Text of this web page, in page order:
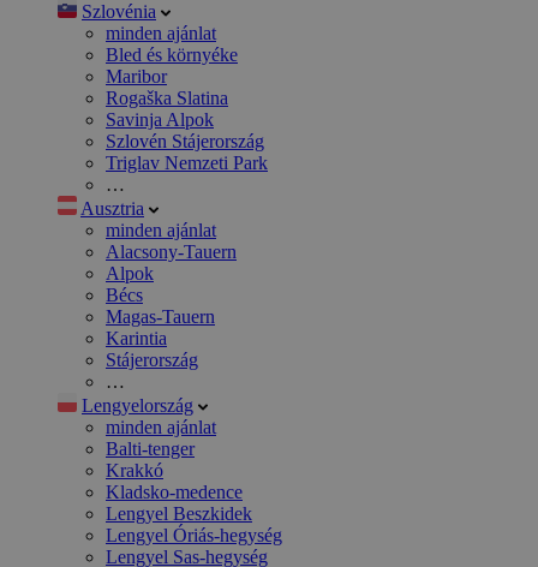
Szlovénia
minden ajánlat
Bled és környéke
Maribor
Rogaška Slatina
Savinja Alpok
Szlovén Stájerország
Triglav Nemzeti Park
…
Ausztria
minden ajánlat
Alacsony-Tauern
Alpok
Bécs
Magas-Tauern
Karintia
Stájerország
…
Lengyelország
minden ajánlat
Balti-tenger
Krakkó
Kladsko-medence
Lengyel Beszkidek
Lengyel Óriás-hegység
Lengyel Sas-hegység